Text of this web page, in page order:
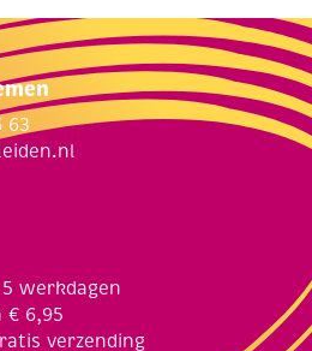
63
werkdagen
€ 6,95
verzending